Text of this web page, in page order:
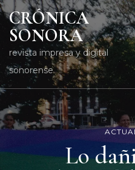
CRÓNICA
SONORA
revista impresa y digital
sonorense
Lo